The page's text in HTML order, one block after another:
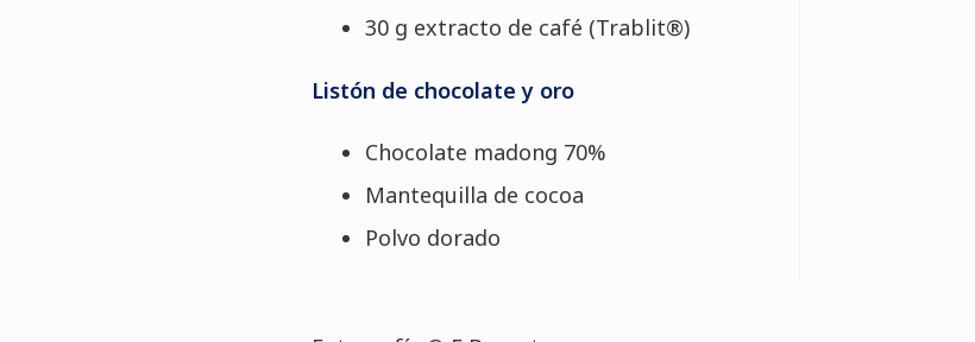
30 g extracto de café (Trablit®)
Listón de chocolate y oro
Chocolate madong 70%
Mantequilla de cocoa
Polvo dorado